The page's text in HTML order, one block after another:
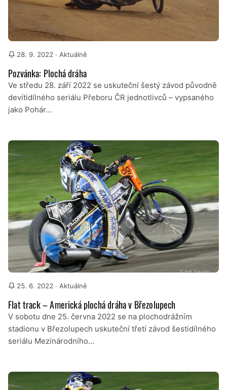
28. 9. 2022 · Aktuálně
Pozvánka: Plochá dráha
Ve středu 28. září 2022 se uskuteční šestý závod původně
devítidílného seriálu Přeboru ČR jednotlivců – vypsaného
jako Pohár…
25. 6. 2022 · Aktuálně
Flat track – Americká plochá dráha v Březolupech
V sobotu dne 25. června 2022 se na plochodrážním
stadionu v Březolupech uskuteční třetí závod šestidílného
seriálu Mezinárodního…